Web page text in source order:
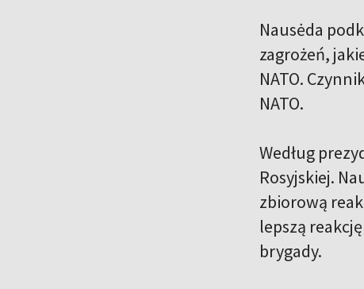
Nausėda
zagrożeń,
NATO.
NATO.
Według
Rosyjskiej.
zbiorową
lepszą
brygady.